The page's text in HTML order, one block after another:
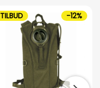
TILBUD -12%